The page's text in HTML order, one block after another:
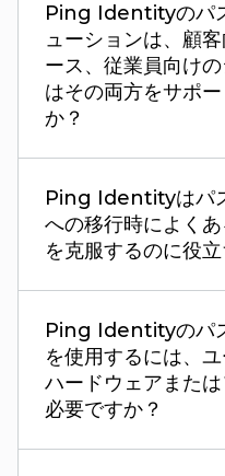
Ping Identityのパ
ューションは、顧
ース、従業員向け
はその両方をサポ
か？
Ping Identityはパ
への移行時によく
を克服するのに役
Ping Identityのパ
を使用するには、
ハードウェアまた
必要ですか？